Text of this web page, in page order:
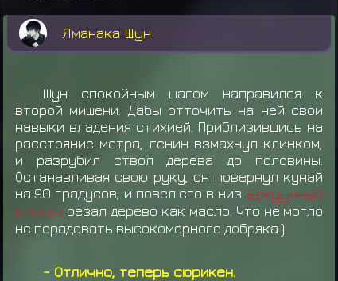
Яманака Шун
Шун спокойным шагом направился к
второй мишени. Дабы отточить на ней свои
навыки владения стихией. Приблизившись на
расстояние метра, генин взмахнул клинком,
и разрубил ствол дерева до половины.
Останавливая свою руку, он повернул кунай
на 90 градусов, и повел его в низ.Вакуумный
клинокрезал дерево как масло. Что не могло
не порадовать высокомерного добряка.)
- Отлично, теперь сюрикен.